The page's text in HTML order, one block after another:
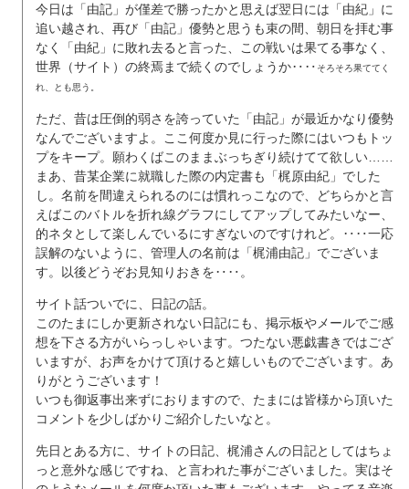
今日は「由記」が僅差で勝ったかと思えば翌日には「由紀」に
追い越され、再び「由記」優勢と思うも束の間、朝日を拝む事
なく「由紀」に敗れ去ると言った、この戦いは果てる事なく、
世界（サイト）の終焉まで続くのでしょうか‥‥ そろそろ果ててく
れ、とも思う。
ただ、昔は圧倒的弱さを誇っていた「由記」が最近かなり優勢
なんでございますよ。ここ何度か見に行った際にはいつもトッ
プをキープ。願わくばこのままぶっちぎり続けてて欲しい……
まあ、昔某企業に就職した際の内定書も「梶原由紀」でした
し。名前を間違えられるのには慣れっこなので、どちらかと言
えばこのバトルを折れ線グラフにしてアップしてみたいなー、
的ネタとして楽しんでいるにすぎないのですけれど。‥‥一応
誤解のないように、管理人の名前は「梶浦由記」でございま
す。以後どうぞお見知りおきを‥‥。
サイト話ついでに、日記の話。
このたまにしか更新されない日記にも、掲示板やメールでご感
想を下さる方がいらっしゃいます。つたない悪戯書きではござ
いますが、お声をかけて頂けると嬉しいものでございます。あ
りがとうございます！
いつも御返事出来ずにおりますので、たまには皆様から頂いた
コメントを少しばかりご紹介したいなと。
先日とある方に、サイトの日記、梶浦さんの日記としてはちょ
っと意外な感じですね、と言われた事がございました。実はそ